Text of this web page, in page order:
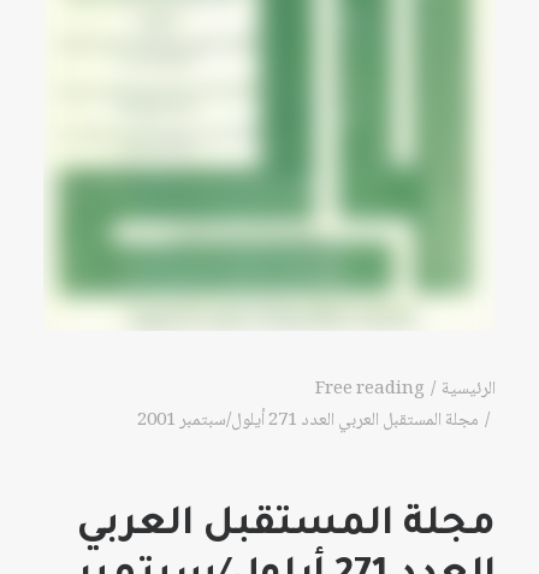
الرئيسية
Free reading
مجلة المستقبل العربي العدد 271 أيلول/سبتمبر 2001
مجلة المستقبل العربي